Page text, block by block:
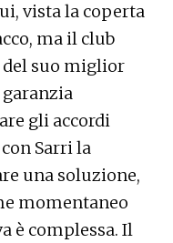
vista la coperta
ma il club
suo miglior
garanzia
gli accordi
Sarri la
una soluzione,
momentaneo
è complessa. Il